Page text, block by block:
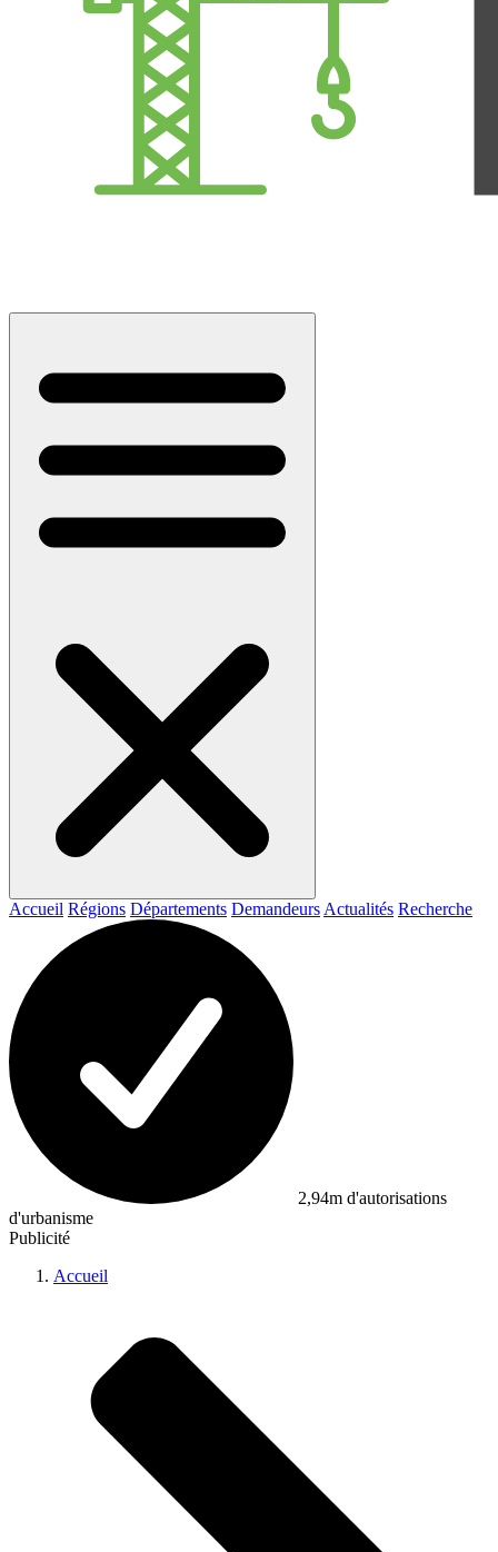
Accueil Régions Départements Demandeurs Actualités Recherche
2,94m d'autorisations
d'urbanisme
Publicité
Accueil